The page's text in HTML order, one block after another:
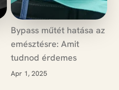
Bypass műtét hatása az
emésztésre: Amit
tudnod érdemes
Apr 1, 2025